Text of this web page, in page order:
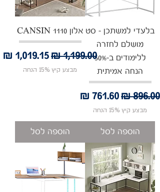
בלעדי למשתכן - סט
מושלם לחזרה
ללימודים ב-50%
הנחה אמיתית
מחיר רגילמחיר מבצע
מבצע קיץ 15% הנחה
הוספה לסל
אלון CANSIN 1110
מחיר רגיל מחיר
מבצע קיץ 15% הנחה
הוספה לסל